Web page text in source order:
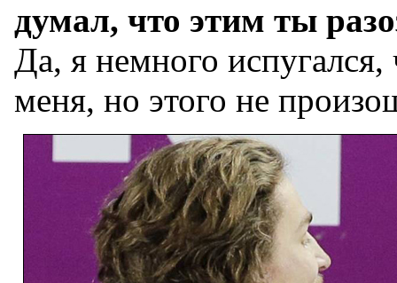
думал, что этим ты
Да, я немного испугался,
меня, но этого не